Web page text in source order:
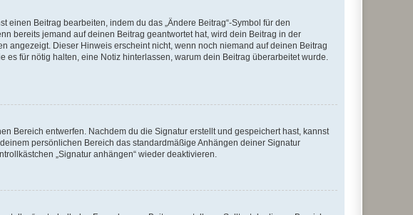
Beitrag bearbeiten, indem du das „Ändere Beitrag“-Symbol für den
bereits jemand auf deinen Beitrag geantwortet hat, wird dein Beitrag in der
angezeigt. Dieser Hinweis erscheint nicht, wenn noch niemand auf deinen Beitrag
für nötig halten, eine Notiz hinterlassen, warum dein Beitrag überarbeitet wurde.
Bereich entwerfen. Nachdem du die Signatur erstellt und gespeichert hast, kannst
persönlichen Bereich das standardmäßige Anhängen deiner Signatur
„Signatur anhängen“ wieder deaktivieren.